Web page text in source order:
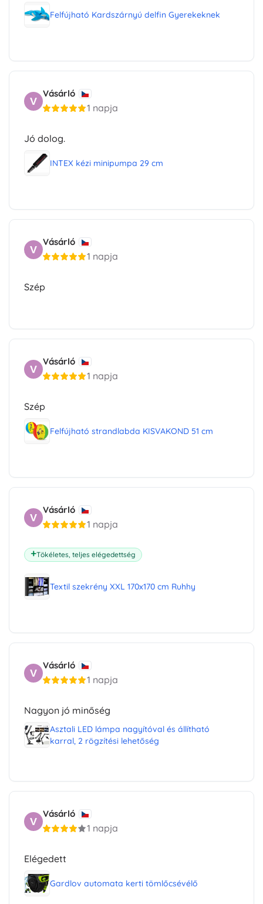
Felfújható Kardszárnyú delfin Gyerekeknek
V
Vásárló
1 napja
Jó dolog.
INTEX kézi minipumpa 29 cm
V
Vásárló
1 napja
Szép
V
Vásárló
1 napja
Szép
Felfújható strandlabda KISVAKOND 51 cm
V
Vásárló
1 napja
Tökéletes, teljes elégedettség
Textil szekrény XXL 170x170 cm Ruhhy
V
Vásárló
1 napja
Nagyon jó minőség
Asztali LED lámpa nagyítóval és állítható
karral, 2 rögzítési lehetőség
V
Vásárló
1 napja
Elégedett
Gardlov automata kerti tömlőcsévélő